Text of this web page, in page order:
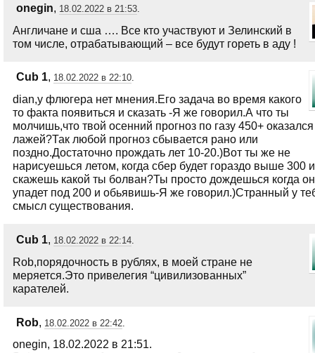
onegin, 18.02.2022 в 21:53.
Англичане и сша …. Все кто участвуют и Зелинский в
том числе, отрабатывающий – все будут гореть в аду !
Сub 1, 18.02.2022 в 22:10.
dian,у флюгера нет мнения.Его задача во время какого
то факта появиться и сказать -Я же говорил.А что ты
молчишь,что твой осенний прогноз по газу 450+ оказался
лажей?Так любой прогноз сбывается рано или
поздно.Достаточно прождать лет 10-20.)Вот ты же не
нарисуешься летом, когда сбер будет гораздо выше 300
скажешь какой ты болван?Ты просто дождешься когда
упадет под 200 и обьявишь-Я же говорил.)Странный у
смысл существования.
Сub 1, 18.02.2022 в 22:14.
Rob,порядочность в рублях, в моей стране не
меряется.Это привелегия “цивилизованных”
карателей.
Rob 18.02.2022 в 22:42.
onegin, 18.02.2022 в 21:51.